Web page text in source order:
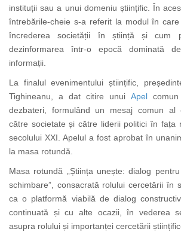
instituții sau a unui domeniu științific. În
întrebările-cheie s-a referit la modul în
încrederea societății în știință și cum
dezinformarea într-o epocă dominată
informații.
La finalul evenimentului științific,
Tighineanu, a dat citire unui Apel
dezbateri, formulând un mesaj comun al
către societate și către liderii politici în fața
secolului XXI. Apelul a fost aprobat în
la masa rotundă.
Masa rotundă „Știința unește: dialog
schimbare”, consacrată rolului cercetării în
ca o platformă viabilă de dialog
continuată și cu alte ocazii, în vederea
asupra rolului și importanței cercetării